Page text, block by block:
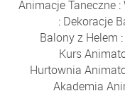
Animacje Taneczne :
: Dekoracje
Balony z Helem
Kurs
Hurtownia
Akademia